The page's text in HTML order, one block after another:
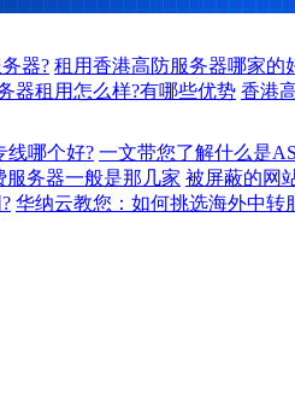
器? 租用香港高防服务器哪家的
器租用怎么样?有哪些优势 香港
线哪个好? 一文带您了解什么是
服务器一般是那几家 被屏蔽的网
华纳云教您：如何挑选海外中转